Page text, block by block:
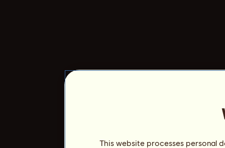
This website processes personal